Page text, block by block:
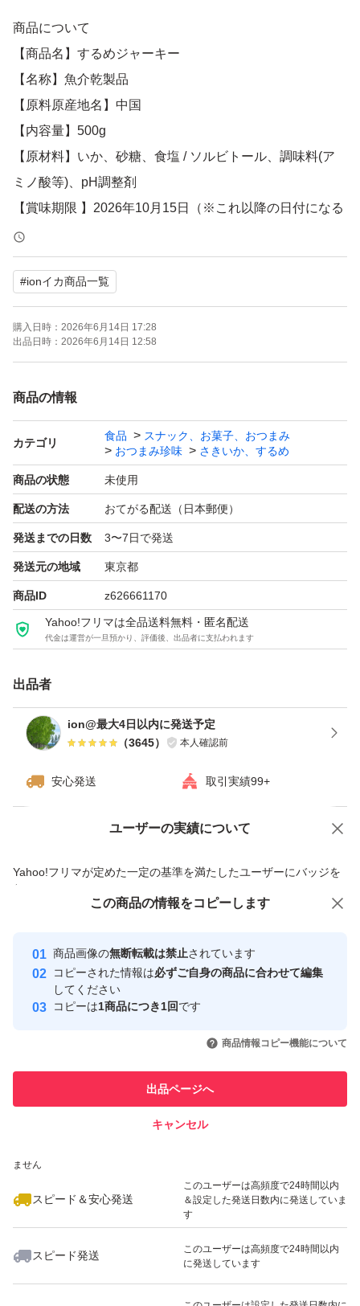
商品について
【商品名】するめジャーキー
【名称】魚介乾製品
【原料原産地名】中国
【内容量】500g
【原材料】いか、砂糖、食塩 / ソルビトール、調味料(ア
ミノ酸等)、pH調整剤
【賞味期限 】2026年10月15日（※これ以降の日付になる
場合があります）
【アレルゲン】いか・乳糖
【保存方法 】直射日光、高温、多湿を避け、涼しい場所
で保管して下さい。
【訳ありの理由】規格外のサイズや少しキズのあるものな
どがあります。
素材本来の旨味をいかした素朴な味わい
炙り焼きの香ばしい風味と食感
酒の肴、仕事のお供、お子様のおやつにおすすめです。
また、醤油漬け、こんにゃくや里芋との煮物、炊き込みご
飯などの調理にもお召し上がりいただけます。
【発送と価格について】
単品での値下げ不可
▼ゆうパケットポスト（匿名・追跡）発送
1袋→2,262円
▼宅急便コンパクト（匿名・追跡）発送
▼宅急便orゆうパック（匿名・追跡）発送
その他ご相談は購入前にお願い致します。
#おつまみ
#あたりめ
#ionイカ商品一覧
購入日時： 2026年6月14日 17:28
出品日時： 2026年6月14日 12:58
商品の情報
カテゴリ
食品
スナック、お菓子、おつまみ
おつまみ珍味
さきいか、するめ
商品の状態 未使用
配送の方法 おてがる配送（日本郵便）
発送までの日数 3〜7日で発送
発送元の地域 東京都
商品ID z626661170
Yahoo!フリマは全品送料無料・匿名配送
代金は運営が一旦預かり、評価後、出品者に支払われます
出品者
ion@最大4日以内に発送予定
（3645） 本人確認前
安心発送 取引実績99+
ユーザーの実績について
Yahoo!フリマが定めた一定の基準を満たしたユーザーにバッジを
付与しています
安心取引出品者
心・安全なユーザーです
取引実績
引を完了させた実績があります
での取引実績があります
ません
スピード＆安心発送
このユーザーは高頻度で24時間以内
＆設定した発送日数内に発送していま
す
スピード発送
このユーザーは高頻度で24時間以内
に発送しています
価格の相談 商品への質問
この商品の情報をコピーします
商品画像の無断転載は禁止されています
コピーされた情報は必ずご自身の商品に合わせて編集
してください
コピーは1商品につき1回です
商品情報コピー機能について
出品ページへ
キャンセル
この商品をみている人にオススメ
いいね！
1,228